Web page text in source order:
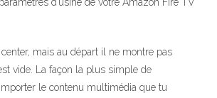
mais au départ il ne montre pas
vide. La façon la plus simple de
le contenu multimédia que tu